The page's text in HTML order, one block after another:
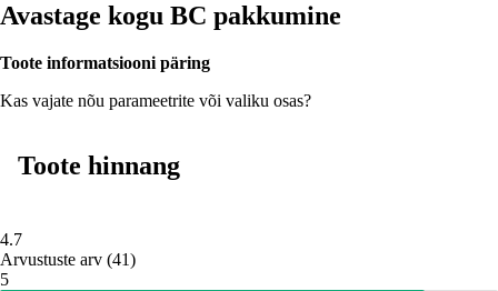
Avastage kogu BC pakkumine
Toote informatsiooni päring
Kas vajate nõu parameetrite või valiku osas?
Toote hinnang
4.7
Arvustuste arv (41)
5